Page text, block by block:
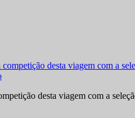
desta viagem com a